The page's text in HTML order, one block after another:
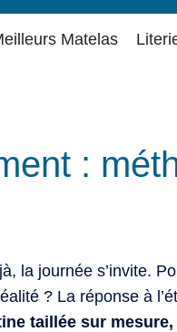
Matelas
:
la journée s’invite.
? La réponse à
taillée sur